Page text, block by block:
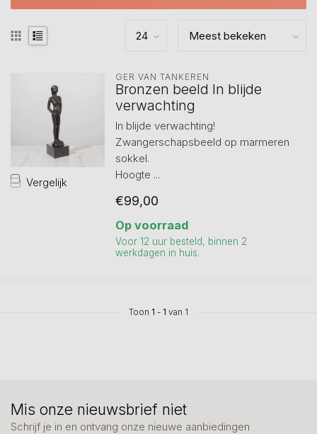
Vergelijk
GER VAN TANKEREN
Bronzen beeld In blijde
verwachting
In blijde verwachting!
Zwangerschapsbeeld op marmeren
sokkel.
Hoogte ...
€99,00
Op voorraad
Voor 12 uur besteld, binnen 2
werkdagen in huis.
Toon 1 - 1 van 1
Mis onze nieuwsbrief niet
Schrijf je in en ontvang onze nieuwe aanbiedingen